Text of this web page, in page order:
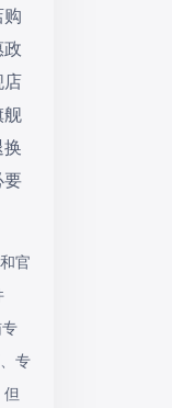
购
政
店
舰
换
要
官
专